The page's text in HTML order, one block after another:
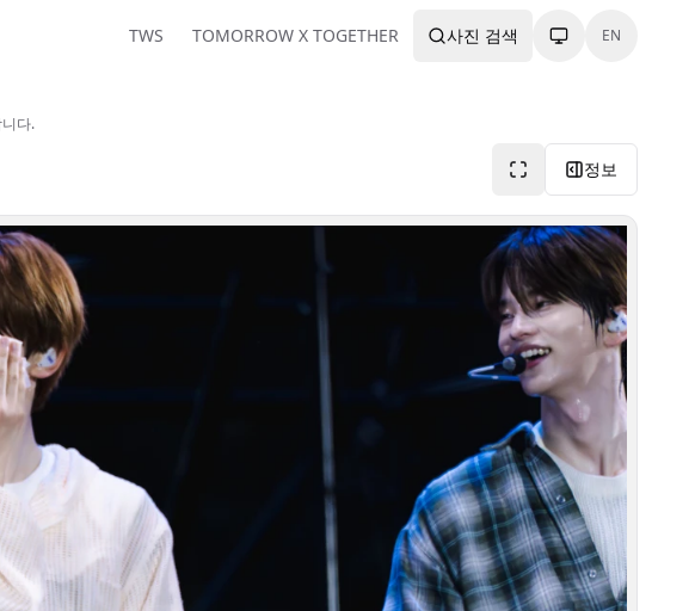
TWS TOMORROW X TOGETHER 사진 검색 EN
다.
정보